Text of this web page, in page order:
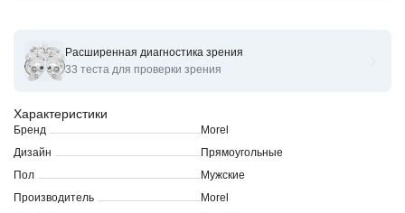
Оправы для очков корригирующих MOREL FARADAY 2
Характеристики
Бренд
Morel
Дизайн
Прямоугольные
Пол
Мужские
Производитель
Morel
Расширенная диагностика зрения
33 теста для проверки зрения